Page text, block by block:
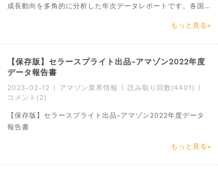
成長動向を多角的に分析した年次データレポートです。各国
化、競争環境の動向を整理し、2026年に向けた有望市場およ
践的指標をもとに、出品戦略・商品選定・市場参入判断に役
立つインサイトを提供します。これから海外展開を検討する
セラーや、既存市場での成長機会を探る事業者にとって、意
思決定を支える実践的なガイドとなる内容です
もっと見る
【保存版】セラースプライト出品-アマゾン2022年度
データ報告書
2023-02-12 アマゾン業界情報 読み取り回数(4401)
コメント(2)
【保存版】セラースプライト出品-アマゾン2022年度データ
報告書
もっと見る